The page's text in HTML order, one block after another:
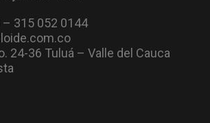
315 052 0144
24-36 Tuluá – Valle del Cauca